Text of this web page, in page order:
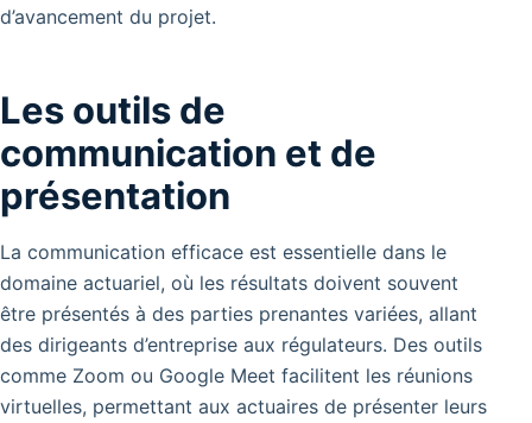
d’avancement du projet.
Les outils de
communication et de
présentation
La communication efficace est essentielle dans le
domaine actuariel, où les résultats doivent souvent
être présentés à des parties prenantes variées, allant
des dirigeants d’entreprise aux régulateurs. Des outils
comme Zoom ou Google Meet facilitent les réunions
virtuelles, permettant aux actuaires de présenter leurs